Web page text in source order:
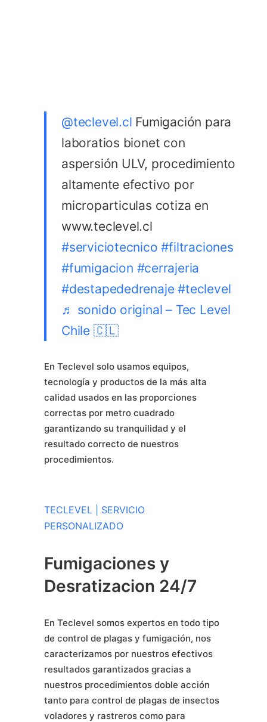
@teclevel.cl Fumigación para
laboratios bionet con
aspersión ULV, procedimiento
altamente efectivo por
microparticulas cotiza en
www.teclevel.cl
#serviciotecnico #filtraciones
#fumigacion #cerrajeria
#destapededrenaje #teclevel
♬ sonido original – Tec Level
Chile 🇨🇱
En Teclevel solo usamos equipos,
tecnología y productos de la más alta
calidad usados ​​en las proporciones
correctas por metro cuadrado
garantizando su tranquilidad y el
resultado correcto de nuestros
procedimientos.
TECLEVEL | SERVICIO
PERSONALIZADO
Fumigaciones y
Desratizacion 24/7
En Teclevel somos expertos en todo tipo
de control de plagas y fumigación, nos
caracterizamos por nuestros efectivos
resultados garantizados gracias a
nuestros procedimientos doble acción
tanto para control de plagas de insectos
voladores y rastreros como para